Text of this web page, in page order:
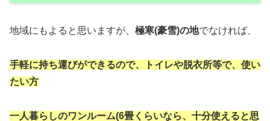
地域にもよると思いますが、 極寒(豪雪)の地でなければ、
手軽に持ち運びができるので、トイレや脱衣所等で、使い
たい方
一人暮らしのワンルーム(6畳くらいなら、十分使えると思